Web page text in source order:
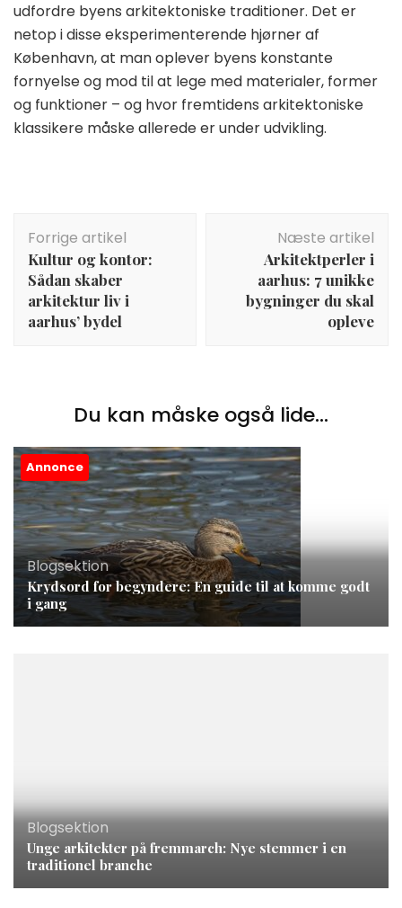
udfordre byens arkitektoniske traditioner. Det er
netop i disse eksperimenterende hjørner af
København, at man oplever byens konstante
fornyelse og mod til at lege med materialer, former
og funktioner – og hvor fremtidens arkitektoniske
klassikere måske allerede er under udvikling.
Forrige artikel
Kultur og kontor:
Sådan skaber
arkitektur liv i
aarhus’ bydel
Næste artikel
Arkitektperler i
aarhus: 7 unikke
bygninger du skal
opleve
Du kan måske også lide...
Annonce
Blogsektion
Krydsord for begyndere: En guide til at komme godt
i gang
Blogsektion
Unge arkitekter på fremmarch: Nye stemmer i en
traditionel branche